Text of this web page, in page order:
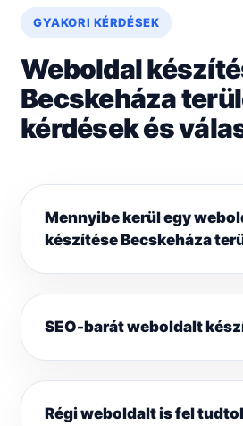
GYAKORI KÉRDÉSEK
Weboldal
Becskeháza
kérdések és
Mennyibe kerül egy
készítése Becskeháza
SEO-barát weboldalt
Régi weboldalt is fel